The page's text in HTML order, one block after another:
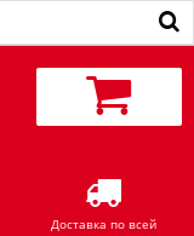
Доставка по всей